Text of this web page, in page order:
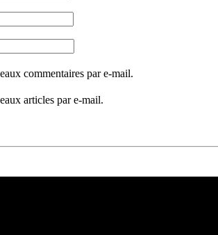
commentaires par e-mail.
articles par e-mail.